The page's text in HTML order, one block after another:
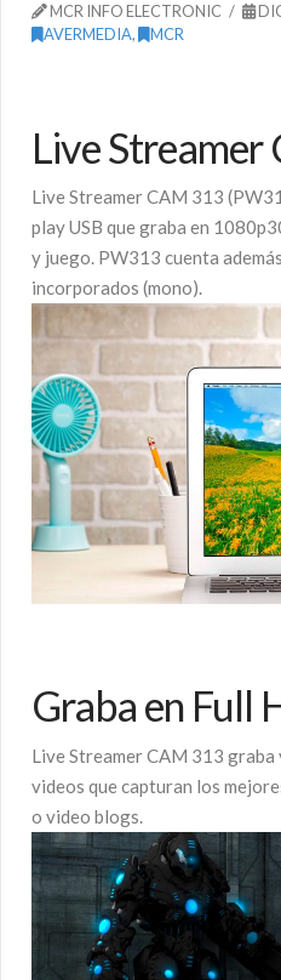
MCR INFO ELECTRONIC
AVERMEDIA, MCR
Live
Live Streamer CAM 313
play USB que graba en
y juego. PW313 cuenta
incorporados (mono).
Graba en Full
Live Streamer CAM 313
videos que capturan los
o video blogs.